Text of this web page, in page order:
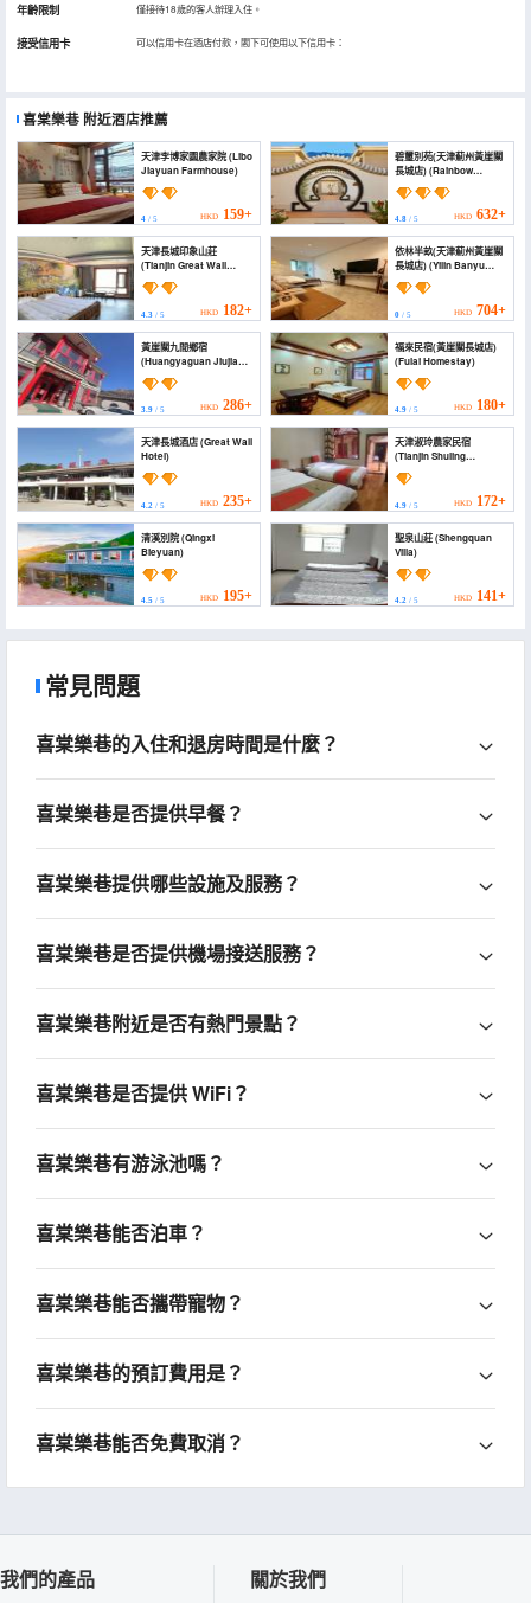
年齡限制 僅接待18歲的客人辦理入住。
接受信用卡 可以信用卡在酒店付款，閣下可使用以下信用卡：
喜棠樂巷 附近酒店推薦
天津李博家園農家院 (Libo
Jiayuan Farmhouse)
4 / 5 HKD 159+
碧璽別苑(天津薊州黃崖關
長城店) (Rainbow
Garden)
4.8/ 5 HKD 632+
天津長城印象山莊
(Tianjin Great Wall
impression Villa)
4.3 / 5 HKD 182+
依林半畝(天津薊州黃崖關
長城店) (Yilin Banyu
(Tianjin Jizhou
Huangyaguan Great
0/ 5 HKD 704+
黃崖關九間鄉宿
(Huangyaguan Jiujian
Su)
3.9 / 5 HKD 286+
福來民宿(黃崖關長城店)
(Fulai Homestay)
4.9/ 5 HKD 180+
天津長城酒店 (Great Wall
Hotel)
4.2 / 5 HKD 235+
天津淑玲農家民宿
(Tianjin Shuling
Farmstay)
4.9/ 5 HKD 172+
清溪別院 (Qingxi
Bieyuan)
4.5 / 5 HKD 195+
聖泉山莊 (Shengquan
Villa)
4.2/ 5 HKD 141+
常見問題
喜棠樂巷的入住和退房時間是什麼？
喜棠樂巷是否提供早餐？
喜棠樂巷提供哪些設施及服務？
喜棠樂巷是否提供機場接送服務？
喜棠樂巷附近是否有熱門景點？
喜棠樂巷是否提供 WiFi？
喜棠樂巷有游泳池嗎？
喜棠樂巷能否泊車？
喜棠樂巷能否攜帶寵物？
喜棠樂巷的預訂費用是？
喜棠樂巷能否免費取消？
我們的產品 關於我們